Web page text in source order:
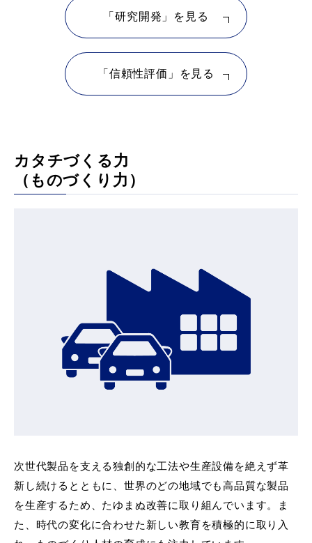
「研究開発」を見る
「信頼性評価」を見る
カタチづくる力
（ものづくり力）
次世代製品を支える独創的な工法や生産設備を絶えず革
新し続けるとともに、世界のどの地域でも高品質な製品
を生産するため、たゆまぬ改善に取り組んでいます。ま
た、時代の変化に合わせた新しい教育を積極的に取り入